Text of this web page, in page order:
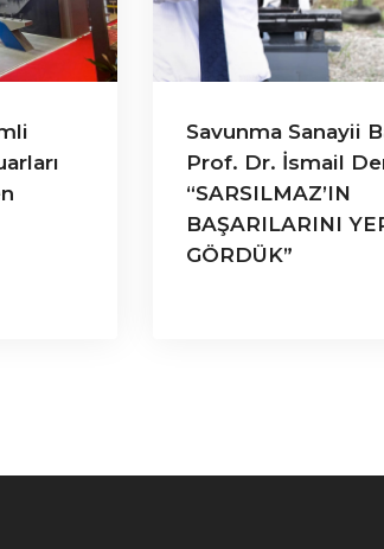
Savunma Sanayii
Prof. Dr. İsmail
“SARSILMAZ’IN
BAŞARILARINI
GÖRDÜK”